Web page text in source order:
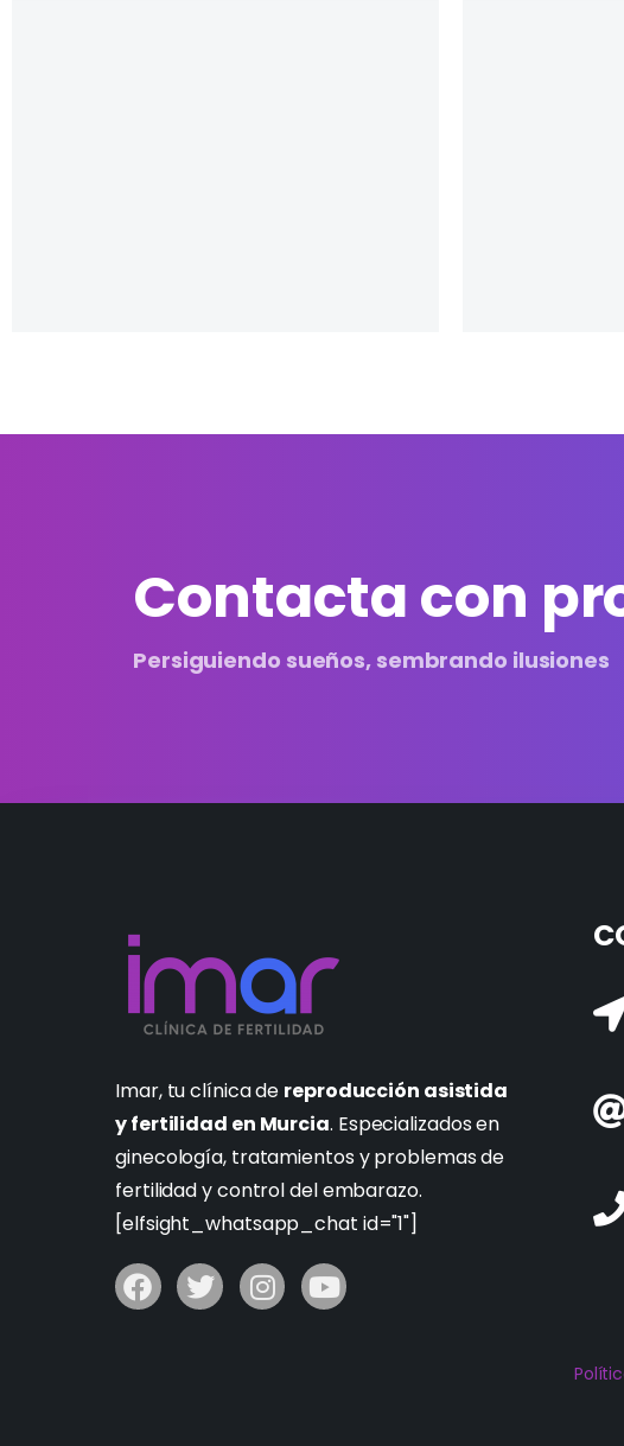
Contacta con
Persiguiendo sueños, sembrando ilusiones
Imar, tu clínica de reproducción asistida
y fertilidad en Murcia. Especializados en
ginecología, tratamientos y problemas de
fertilidad y control del embarazo.
[elfsight_whatsapp_chat id="1"]